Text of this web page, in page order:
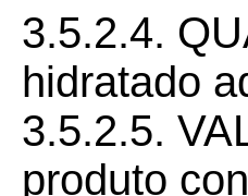
3.5.2.4.
hidratado
3.5.2.5.
produto